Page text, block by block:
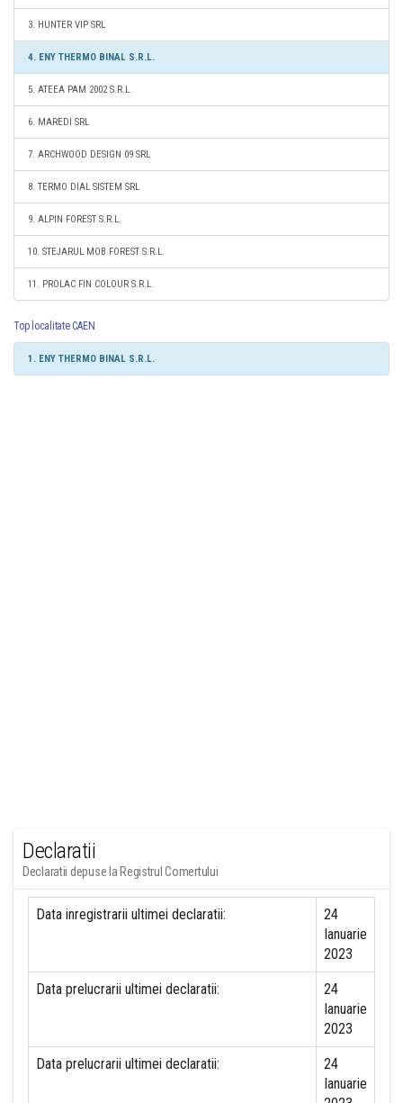
3. HUNTER VIP SRL
4. ENY THERMO BINAL S.R.L.
5. ATEEA PAM 2002 S.R.L.
6. MAREDI SRL
7. ARCHWOOD DESIGN 09 SRL
8. TERMO DIAL SISTEM SRL
9. ALPIN FOREST S.R.L.
10. STEJARUL MOB FOREST S.R.L.
11. PROLAC FIN COLOUR S.R.L.
Top localitate CAEN
1. ENY THERMO BINAL S.R.L.
Declaratii
Declaratii depuse la Registrul Comertului
Data inregistrarii ultimei declaratii:
24
Ianuarie
2023
Data prelucrarii ultimei declaratii:
24
Ianuarie
2023
Data prelucrarii ultimei declaratii:
24
Ianuarie